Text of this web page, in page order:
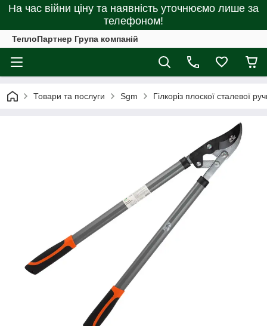
На час війни ціну та наявність уточнюємо лише за
телефоном!
ТеплоПартнер Група компаній
Товари та послуги Sgm Гілкоріз плоскої сталевої